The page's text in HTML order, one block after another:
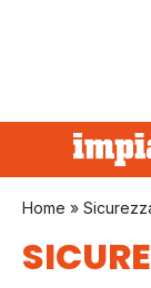
Home »